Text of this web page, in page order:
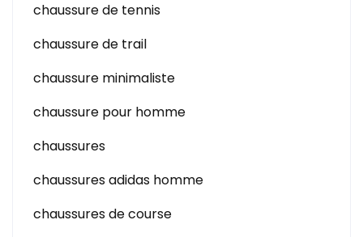
chaussure de tennis
chaussure de trail
chaussure minimaliste
chaussure pour homme
chaussures
chaussures adidas homme
chaussures de course